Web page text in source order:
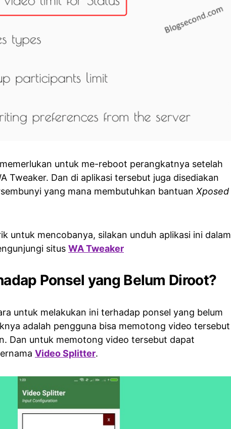
untuk me-reboot perangkatnya setelah
Tweaker. Dan di aplikasi tersebut juga disediakan
yang mana membutuhkan bantuan Xposed
untuk mencobanya, silakan unduh aplikasi ini dalam
situs WA Tweaker
Ponsel yang Belum Diroot?
untuk melakukan ini terhadap ponsel yang belum
adalah pengguna bisa memotong video tersebut
Dan untuk memotong video tersebut dapat
Video Splitter.